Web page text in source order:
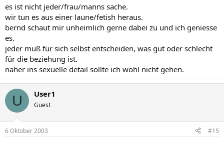
es ist nicht jeder/frau/manns sache.
wir tun es aus einer laune/fetish heraus.
bernd schaut mir unheimlich gerne dabei zu und ich geniesse
es.
jeder muß für sich selbst entscheiden, was gut oder schlecht
für die beziehung ist.
näher ins sexuelle detail sollte ich wohl nicht gehen.
U User1
Guest
6 Oktober 2003 #15